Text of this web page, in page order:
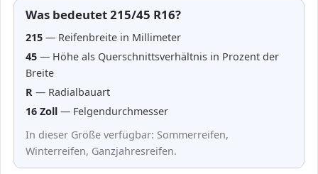
Was bedeutet 215/45 R16?
215 — Reifenbreite in Millimeter
45 — Höhe als Querschnittsverhältnis in Prozent der
Breite
R — Radialbauart
16 Zoll — Felgendurchmesser
In dieser Größe verfügbar: Sommerreifen,
Winterreifen, Ganzjahresreifen.